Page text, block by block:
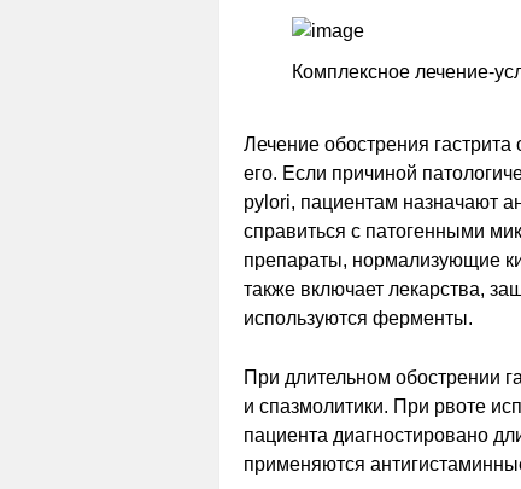
Комплексное лечение-
Лечение обострения
его. Если причиной
pylori, пациентам назначают
справиться с патогенными
препараты, нормализующие
также включает лекарства,
используются ферменты.
При длительном обострении
и спазмолитики. При рвоте
пациента диагностировано
применяются